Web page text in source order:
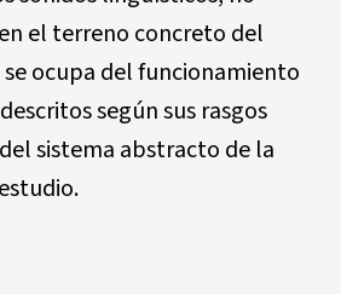
el terreno concreto del
ocupa del funcionamiento
según sus rasgos
sistema abstracto de la